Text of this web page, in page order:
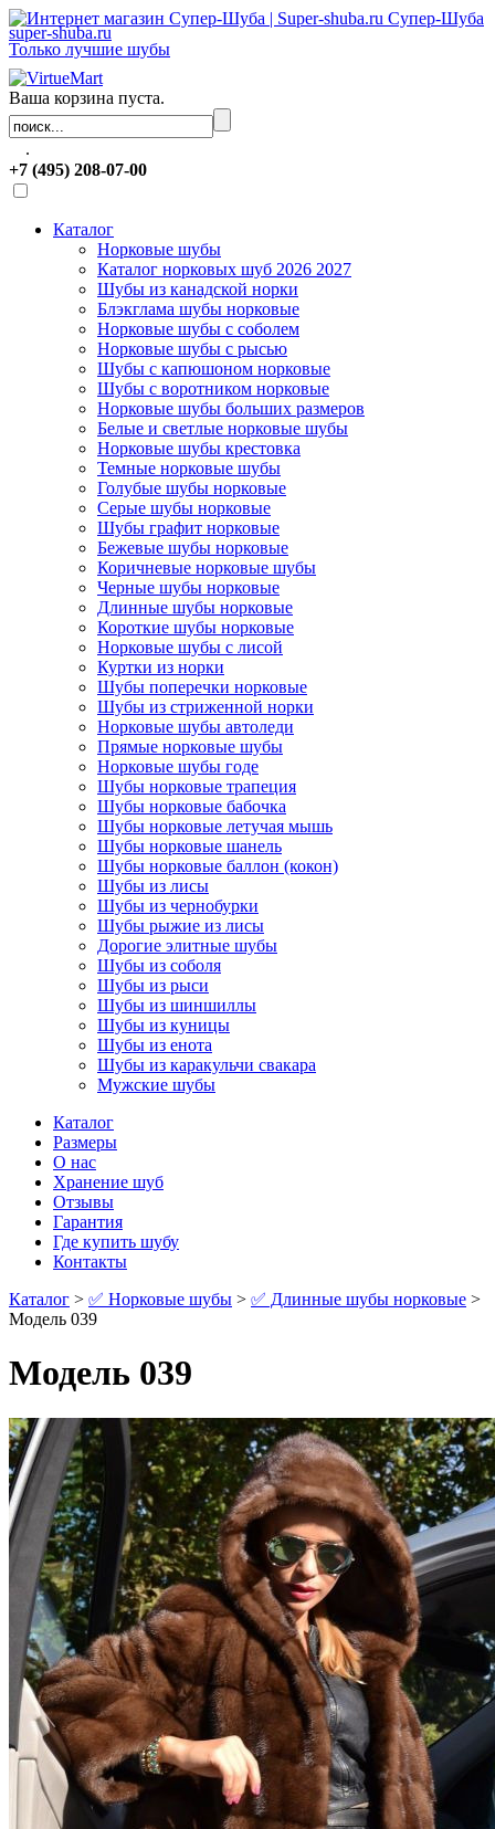
Супер-Шуба
super-shuba.ru
Только лучшие шубы
Ваша корзина пуста.
.
+7 (495) 208-07-00
Каталог
Норковые шубы
Каталог норковых шуб 2026 2027
Шубы из канадской норки
Блэкглама шубы норковые
Норковые шубы с соболем
Норковые шубы с рысью
Шубы с капюшоном норковые
Шубы с воротником норковые
Норковые шубы больших размеров
Белые и светлые норковые шубы
Норковые шубы крестовка
Темные норковые шубы
Голубые шубы норковые
Серые шубы норковые
Шубы графит норковые
Бежевые шубы норковые
Коричневые норковые шубы
Черные шубы норковые
Длинные шубы норковые
Короткие шубы норковые
Норковые шубы с лисой
Куртки из норки
Шубы поперечки норковые
Шубы из стриженной норки
Норковые шубы автоледи
Прямые норковые шубы
Норковые шубы годе
Шубы норковые трапеция
Шубы норковые бабочка
Шубы норковые летучая мышь
Шубы норковые шанель
Шубы норковые баллон (кокон)
Шубы из лисы
Шубы из чернобурки
Шубы рыжие из лисы
Дорогие элитные шубы
Шубы из соболя
Шубы из рыси
Шубы из шиншиллы
Шубы из куницы
Шубы из енота
Шубы из каракульчи свакара
Мужские шубы
Каталог
Размеры
О нас
Хранение шуб
Отзывы
Гарантия
Где купить шубу
Контакты
Каталог > ✅ Норковые шубы > ✅ Длинные шубы норковые >
Модель 039
Модель 039